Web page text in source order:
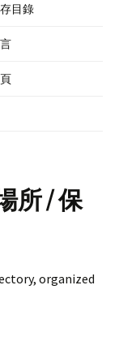
目錄
所 / 保
organized